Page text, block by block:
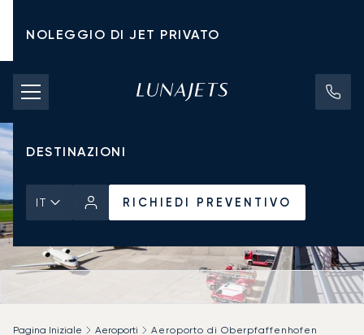
NOLEGGIO DI JET PRIVATO
TARIFFE DI NOLEGGIO
JET PRIVATI
DESTINAZIONI
IT RICHIEDI PREVENTIVO
Pagina Iniziale Aeroporti Aeroporto di Oberpfaffenhofen